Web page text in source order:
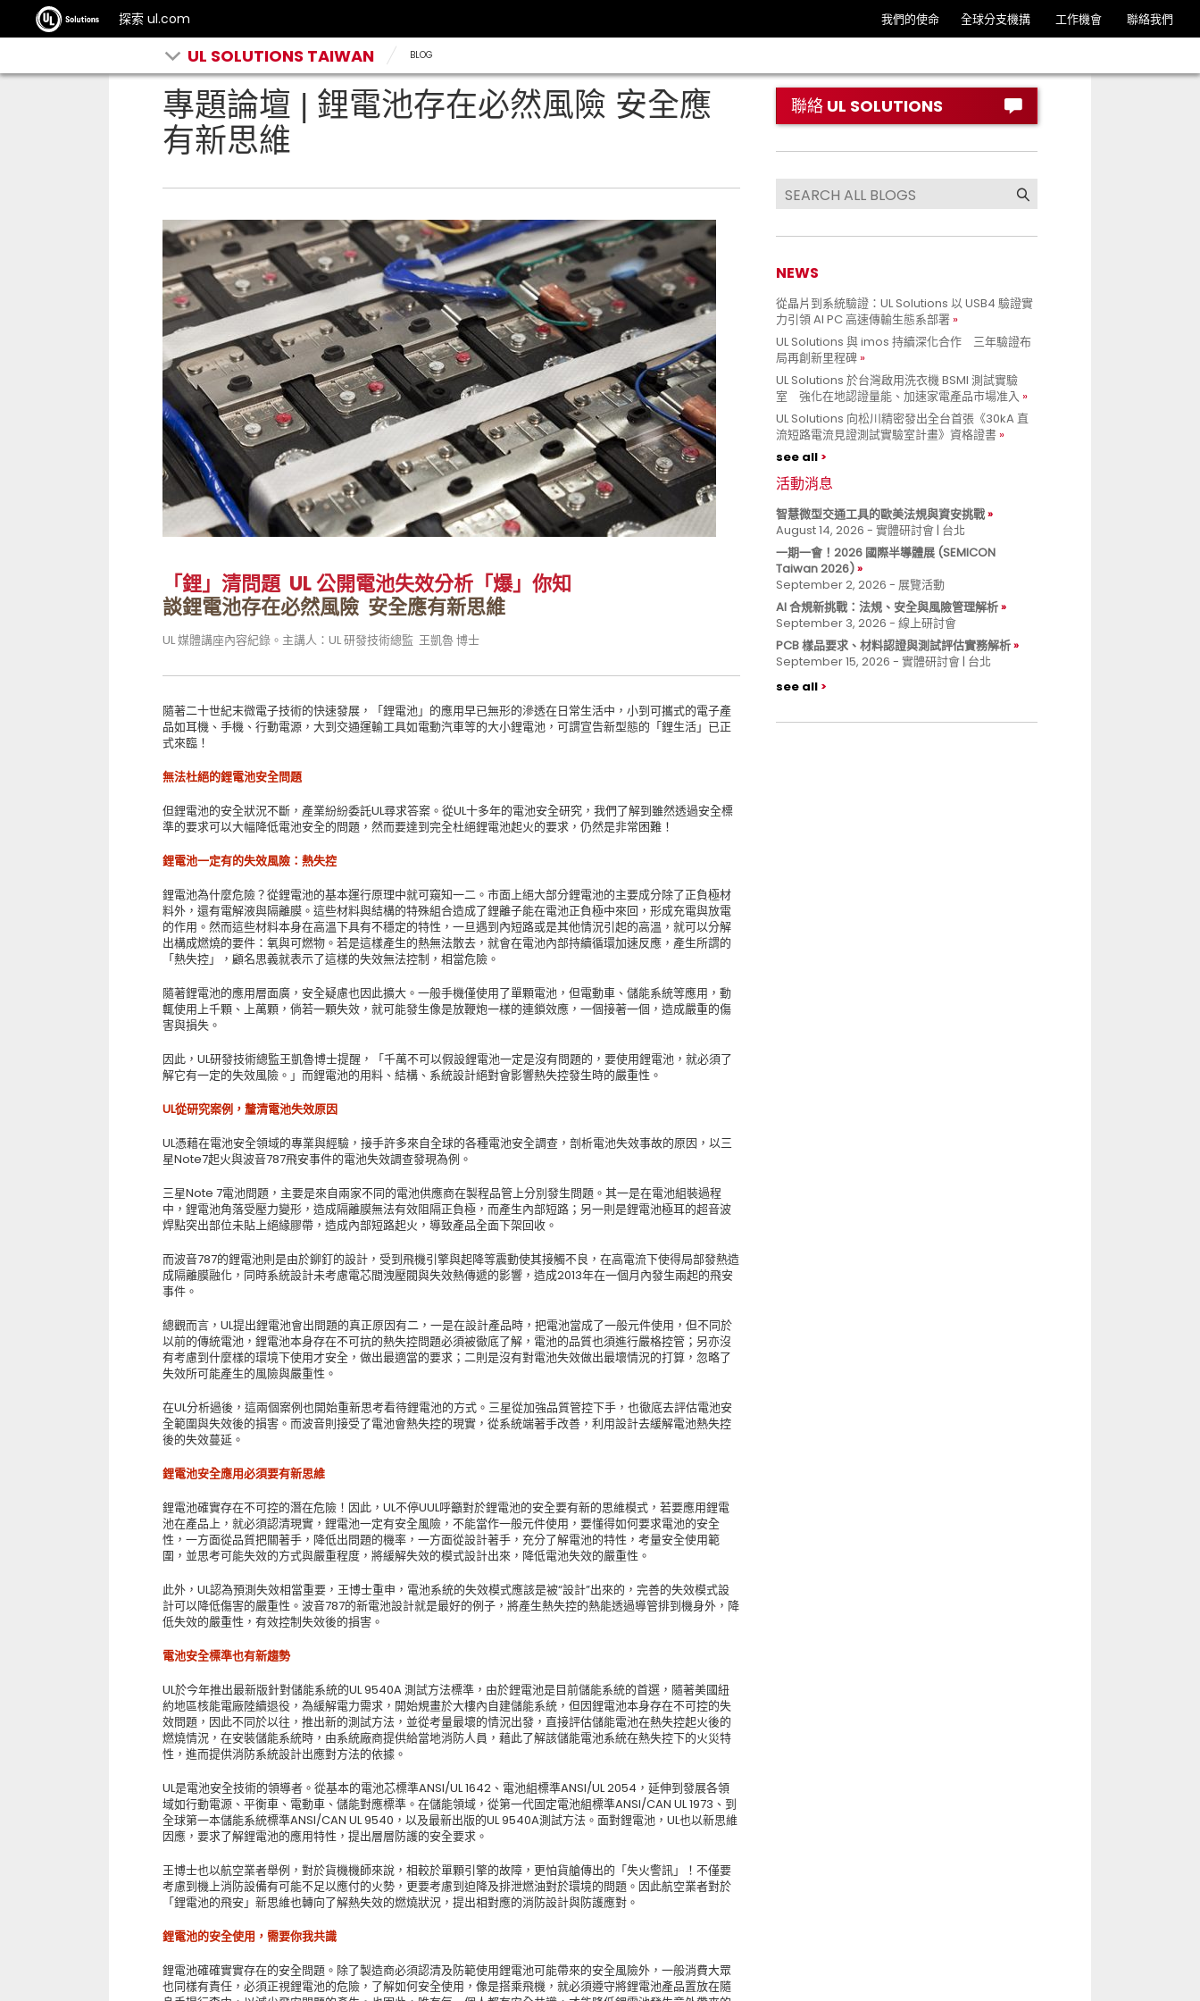
探索 ul.com 我們的使命 全球分支機搆 工作機會 聯絡我們
UL SOLUTIONS TAIWAN BLOG
專題論壇 | 鋰電池存在必然風險 安全應
有新思維
「鋰」清問題 UL 公開電池失效分析「爆」你知
談鋰電池存在必然風險 安全應有新思維
UL 媒體講座內容紀錄。主講人：UL 研發技術總監 王凱魯 博士
隨著二十世紀末微電子技術的快速發展，「鋰電池」的應用早已無形的滲透在日常生活中，小到可攜式的電子產
品如耳機、手機、行動電源，大到交通運輸工具如電動汽車等的大小鋰電池，可謂宣告新型態的「鋰生活」已正
式來臨！
無法杜絕的鋰電池安全問題
但鋰電池的安全狀況不斷，產業紛紛委託UL尋求答案。從UL十多年的電池安全研究，我們了解到雖然透過安全標
準的要求可以大幅降低電池安全的問題，然而要達到完全杜絕鋰電池起火的要求，仍然是非常困難！
鋰電池一定有的失效風險：熱失控
鋰電池為什麼危險？從鋰電池的基本運行原理中就可窺知一二。市面上絕大部分鋰電池的主要成分除了正負極材
料外，還有電解液與隔離膜。這些材料與結構的特殊組合造成了鋰離子能在電池正負極中來回，形成充電與放電
的作用。然而這些材料本身在高溫下具有不穩定的特性，一旦遇到內短路或是其他情況引起的高溫，就可以分解
出構成燃燒的要件：氧與可燃物。若是這樣產生的熱無法散去，就會在電池內部持續循環加速反應，產生所謂的
「熱失控」，顧名思義就表示了這樣的失效無法控制，相當危險。
隨著鋰電池的應用層面廣，安全疑慮也因此擴大。一般手機僅使用了單顆電池，但電動車、儲能系統等應用，動
輒使用上千顆、上萬顆，倘若一顆失效，就可能發生像是放鞭炮一樣的連鎖效應，一個接著一個，造成嚴重的傷
害與損失。
因此，UL研發技術總監王凱魯博士提醒，「千萬不可以假設鋰電池一定是沒有問題的，要使用鋰電池，就必須了
解它有一定的失效風險。」而鋰電池的用料、結構、系統設計絕對會影響熱失控發生時的嚴重性。
UL從研究案例，釐清電池失效原因
UL憑藉在電池安全領域的專業與經驗，接手許多來自全球的各種電池安全調查，剖析電池失效事故的原因，以三
星Note7起火與波音787飛安事件的電池失效調查發現為例。
三星Note 7電池問題，主要是來自兩家不同的電池供應商在製程品管上分別發生問題。其一是在電池組裝過程
中，鋰電池角落受壓力變形，造成隔離膜無法有效阻隔正負極，而產生內部短路；另一則是鋰電池極耳的超音波
焊點突出部位未貼上絕緣膠帶，造成內部短路起火，導致產品全面下架回收。
而波音787的鋰電池則是由於鉚釘的設計，受到飛機引擎與起降等震動使其接觸不良，在高電流下使得局部發熱造
成隔離膜融化，同時系統設計未考慮電芯間洩壓閥與失效熱傳遞的影響，造成2013年在一個月內發生兩起的飛安
事件。
總觀而言，UL提出鋰電池會出問題的真正原因有二，一是在設計產品時，把電池當成了一般元件使用，但不同於
以前的傳統電池，鋰電池本身存在不可抗的熱失控問題必須被徹底了解，電池的品質也須進行嚴格控管；另亦沒
有考慮到什麼樣的環境下使用才安全，做出最適當的要求；二則是沒有對電池失效做出最壞情況的打算，忽略了
失效所可能產生的風險與嚴重性。
在UL分析過後，這兩個案例也開始重新思考看待鋰電池的方式。三星從加強品質管控下手，也徹底去評估電池安
全範圍與失效後的損害。而波音則接受了電池會熱失控的現實，從系統端著手改善，利用設計去緩解電池熱失控
後的失效蔓延。
鋰電池安全應用必須要有新思維
鋰電池確實存在不可控的潛在危險！因此，UL不停UUL呼籲對於鋰電池的安全要有新的思維模式，若要應用鋰電
池在產品上，就必須認清現實，鋰電池一定有安全風險，不能當作一般元件使用，要懂得如何要求電池的安全
性，一方面從品質把關著手，降低出問題的機率，一方面從設計著手，充分了解電池的特性，考量安全使用範
圍，並思考可能失效的方式與嚴重程度，將緩解失效的模式設計出來，降低電池失效的嚴重性。
此外，UL認為預測失效相當重要，王博士重申，電池系統的失效模式應該是被“設計”出來的，完善的失效模式設
計可以降低傷害的嚴重性。波音787的新電池設計就是最好的例子，將產生熱失控的熱能透過導管排到機身外，降
低失效的嚴重性，有效控制失效後的損害。
電池安全標準也有新趨勢
UL於今年推出最新版針對儲能系統的UL 9540A 測試方法標準，由於鋰電池是目前儲能系統的首選，隨著美國紐
約地區核能電廠陸續退役，為緩解電力需求，開始規畫於大樓內自建儲能系統，但因鋰電池本身存在不可控的失
效問題，因此不同於以往，推出新的測試方法，並從考量最壞的情況出發，直接評估儲能電池在熱失控起火後的
燃燒情況，在安裝儲能系統時，由系統廠商提供給當地消防人員，藉此了解該儲能電池系統在熱失控下的火災特
性，進而提供消防系統設計出應對方法的依據。
UL是電池安全技術的領導者。從基本的電池芯標準ANSI/UL 1642、電池組標準ANSI/UL 2054，延伸到發展各領
域如行動電源、平衡車、電動車、儲能對應標準。在儲能領域，從第一代固定電池組標準ANSI/CAN UL 1973、到
全球第一本儲能系統標準ANSI/CAN UL 9540，以及最新出版的UL 9540A測試方法。面對鋰電池，UL也以新思維
因應，要求了解鋰電池的應用特性，提出層層防護的安全要求。
王博士也以航空業者舉例，對於貨機機師來說，相較於單顆引擎的故障，更怕貨艙傳出的「失火警訊」！不僅要
考慮到機上消防設備有可能不足以應付的火勢，更要考慮到迫降及排泄燃油對於環境的問題。因此航空業者對於
「鋰電池的飛安」新思維也轉向了解熱失效的燃燒狀況，提出相對應的消防設計與防護應對。
鋰電池的安全使用，需要你我共識
鋰電池確確實實存在的安全問題。除了製造商必須認清及防範使用鋰電池可能帶來的安全風險外，一般消費大眾
也同樣有責任，必須正視鋰電池的危險，了解如何安全使用，像是搭乘飛機，就必須遵守將鋰電池產品置放在隨
聯絡 UL SOLUTIONS
NEWS
從晶片到系統驗證：UL Solutions 以 USB4 驗證實
力引領 AI PC 高速傳輸生態系部署
UL Solutions 與 imos 持續深化合作 三年驗證布
局再創新里程碑
UL Solutions 於台灣啟用洗衣機 BSMI 測試實驗
室 強化在地認證量能、加速家電產品市場准入
UL Solutions 向松川精密發出全台首張《30kA 直
流短路電流見證測試實驗室計畫》資格證書
see all
活動消息
智慧微型交通工具的歐美法規與資安挑戰
August 14, 2026 - 實體研討會 | 台北
一期一會！2026 國際半導體展 (SEMICON
Taiwan 2026)
September 2, 2026 - 展覽活動
AI 合規新挑戰：法規、安全與風險管理解析
September 3, 2026 - 線上研討會
PCB 樣品要求、材料認證與測試評估實務解析
September 15, 2026 - 實體研討會 | 台北
see all